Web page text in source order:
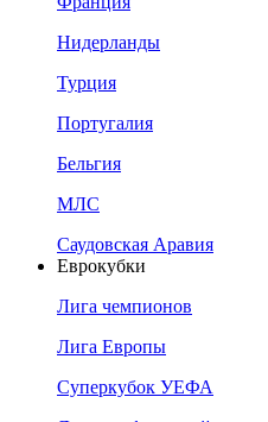
Нидерланды
Турция
Португалия
Бельгия
МЛС
Саудовская Аравия
Еврокубки
Лига чемпионов
Лига Европы
Суперкубок УЕФА